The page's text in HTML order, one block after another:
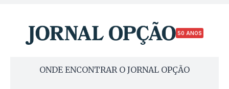
50 ANOS
ONDE ENCONTRAR O JORNAL OPÇÃO